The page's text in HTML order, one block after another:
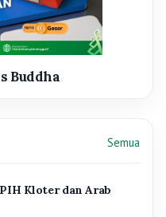
Semua
Kloter dan Arab